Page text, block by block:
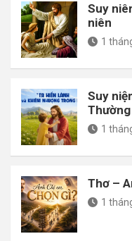
Suy
niên
1
Suy
1
Thơ –
1